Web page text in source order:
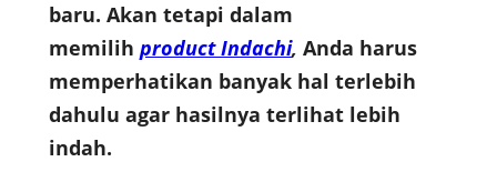
baru. Akan tetapi dalam
memilih product Indachi, Anda harus
memperhatikan banyak hal terlebih
dahulu agar hasilnya terlihat lebih
indah.